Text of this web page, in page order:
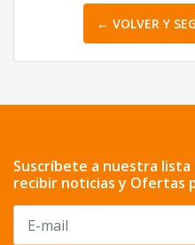
← VOLVER Y
Suscríbete a nuestra
recibir noticias y Ofertas